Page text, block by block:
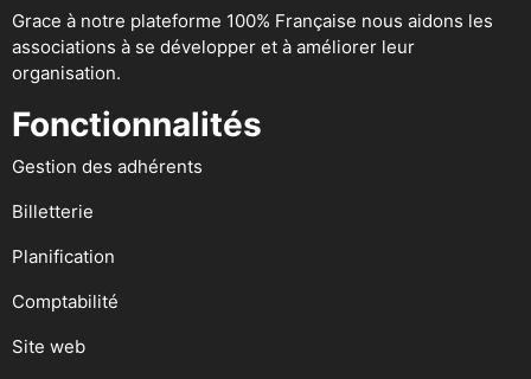
Grace à notre plateforme 100% Française nous aidons les
associations à se développer et à améliorer leur
organisation.
Fonctionnalités
Gestion des adhérents
Billetterie
Planification
Comptabilité
Site web